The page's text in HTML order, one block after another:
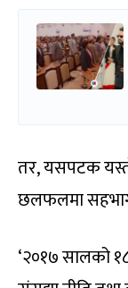
तर, यसपटक
छलफलमा
‘२०१७ सालको